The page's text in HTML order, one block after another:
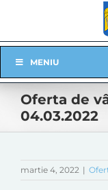
Navigation
MENIU
Oferta de
04.03.2022
martie 4, 2022 |